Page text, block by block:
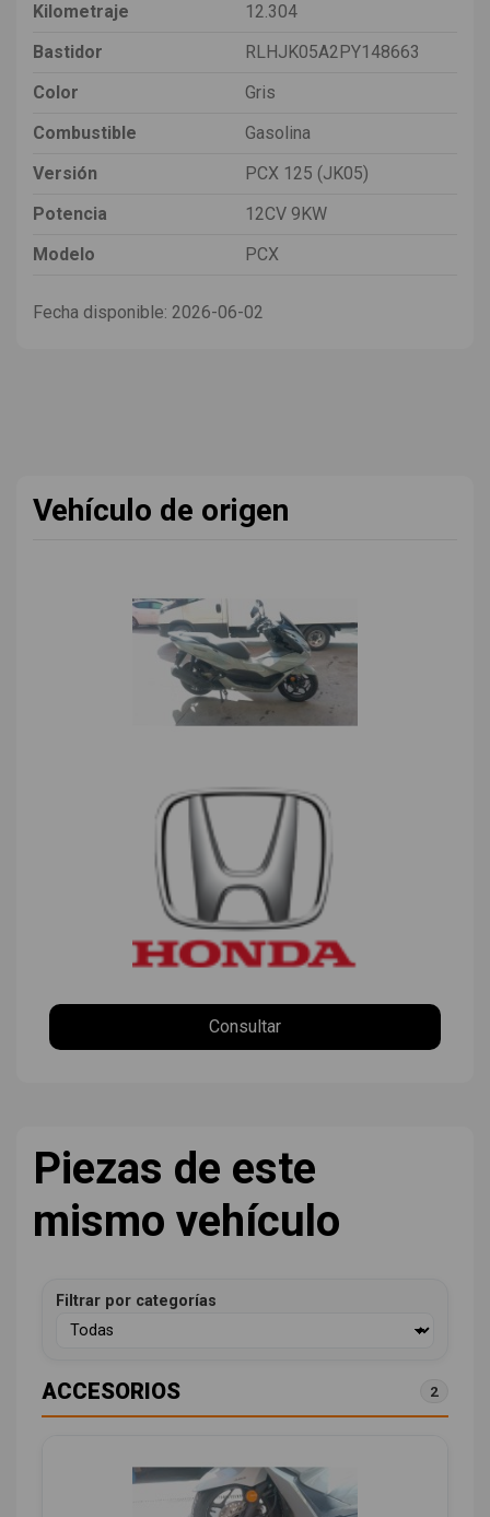
Kilometraje
12.304
Bastidor
RLHJK05A2PY148663
Color
Gris
Combustible
Gasolina
Versión
PCX 125 (JK05)
Potencia
12CV 9KW
Modelo
PCX
Fecha disponible: 2026-06-02
Vehículo de origen
Consultar
Piezas de este
mismo vehículo
Filtrar por categorías
ACCESORIOS 2